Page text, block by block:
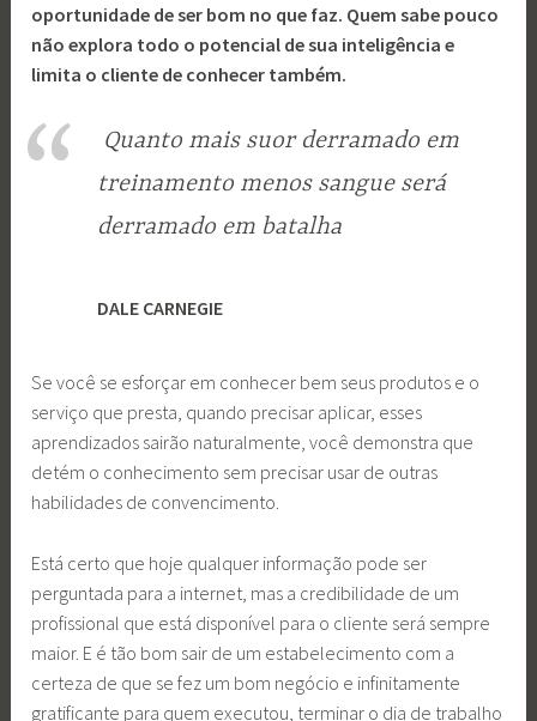
oportunidade de ser bom no que faz. Quem sabe pouco
não explora todo o potencial de sua inteligência e
limita o cliente de conhecer também.
Quanto mais suor derramado em
treinamento menos sangue será
derramado em batalha
DALE CARNEGIE
Se você se esforçar em conhecer bem seus produtos e o
serviço que presta, quando precisar aplicar, esses
aprendizados sairão naturalmente, você demonstra que
detém o conhecimento sem precisar usar de outras
habilidades de convencimento.
Está certo que hoje qualquer informação pode ser
perguntada para a internet, mas a credibilidade de um
profissional que está disponível para o cliente será sempre
maior. E é tão bom sair de um estabelecimento com a
certeza de que se fez um bom negócio e infinitamente
gratificante para quem executou, terminar o dia de trabalho